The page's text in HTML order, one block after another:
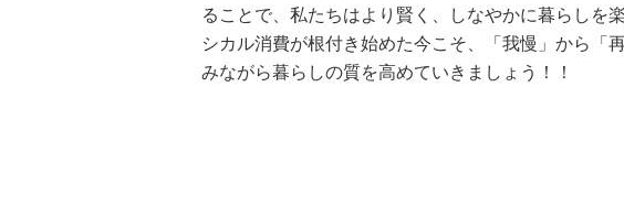
ることで、私たちはより賢く、しなやかに暮らしを
シカル消費が根付き始めた今こそ、「我慢」から「
みながら暮らしの質を高めていきましょう！！